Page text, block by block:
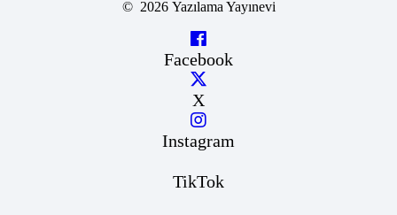
© 2026 Yazılama Yayınevi
Facebook
X
Instagram
TikTok